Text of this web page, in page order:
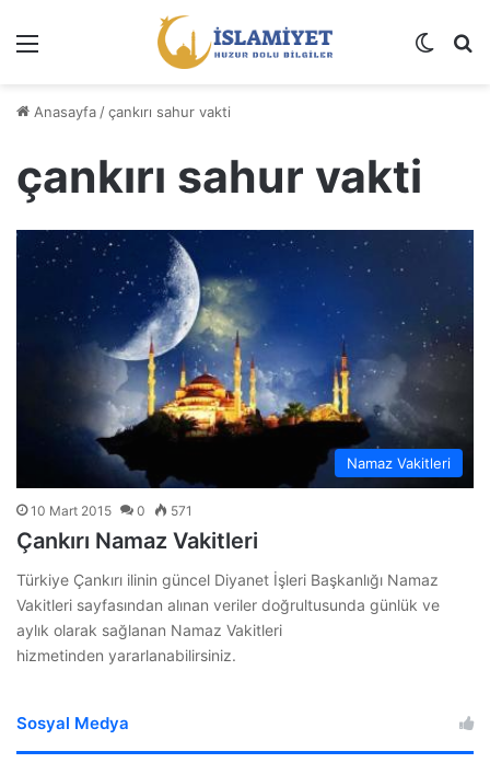
Dış
Anasayfa /çankırı sahur vakti
çankırı sahur vakti
Namaz Vakitleri
10 Mart 2015 0 571
Çankırı Namaz Vakitleri
Türkiye Çankırı ilinin güncel Diyanet İşleri Başkanlığı Namaz
Vakitleri sayfasından alınan veriler doğrultusunda günlük ve
aylık olarak sağlanan Namaz Vakitleri
hizmetinden yararlanabilirsiniz.
Sosyal Medya